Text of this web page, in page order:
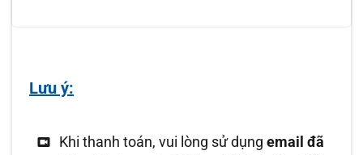
Lưu ý:
Khi thanh toán, vui lòng sử dụng email đã